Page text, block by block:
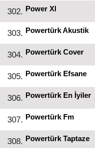
302. Power Xl
303. Powertürk Akustik
304. Powertürk Cover
305. Powertürk Efsane
306. Powertürk En İyiler
307. Powertürk Fm
308. Powertürk Taptaze